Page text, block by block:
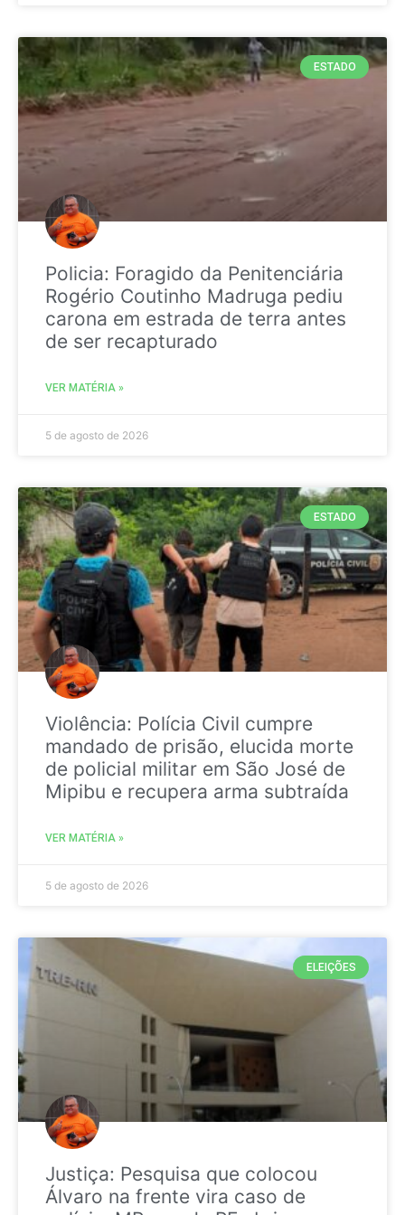
ESTADO
Policia: Foragido da Penitenciária
Rogério Coutinho Madruga pediu
carona em estrada de terra antes
de ser recapturado
VER MATÉRIA »
5 de agosto de 2026
ESTADO
Violência: Polícia Civil cumpre
mandado de prisão, elucida morte
de policial militar em São José de
Mipibu e recupera arma subtraída
VER MATÉRIA »
5 de agosto de 2026
ELEIÇÕES
Justiça: Pesquisa que colocou
Álvaro na frente vira caso de